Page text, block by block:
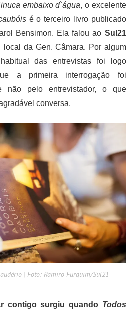
embaixo d`água, o excelente
é o terceiro livro publicado
Bensimon. Ela falou ao Sul21
local da Gen. Câmara. Por algum
das entrevistas foi logo
a primeira interrogação foi
não pelo entrevistador, o que
conversa.
| Foto: Ramiro Furquim/Sul21
contigo surgiu quando Todos